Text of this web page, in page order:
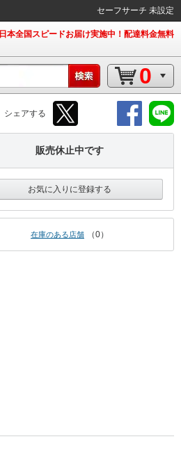
セーフサーチ 未設定
日本全国スピードお届け実施中！配達料金無料
0
シェアする
販売休止中です
お気に入りに登録する
在庫のある店舗 0